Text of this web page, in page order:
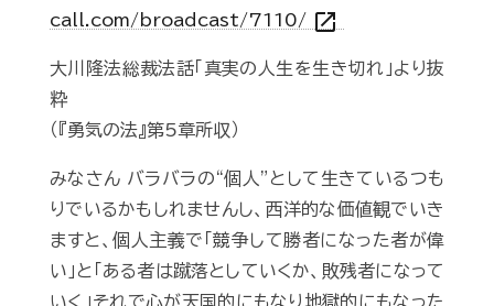
call.com/broadcast/7110/ open_in_new
大川隆法総裁法話「真実の人生を生き切れ」より抜
粋
（『勇気の法』第5章所収）
みなさん バラバラの“個人”として生きているつも
りでいるかもしれませんし、西洋的な価値観でいき
ますと、個人主義で「競争して勝者になった者が偉
い」と「ある者は蹴落としていくか、敗残者になって
いく」それで心が天国的にもなり地獄的にもなった